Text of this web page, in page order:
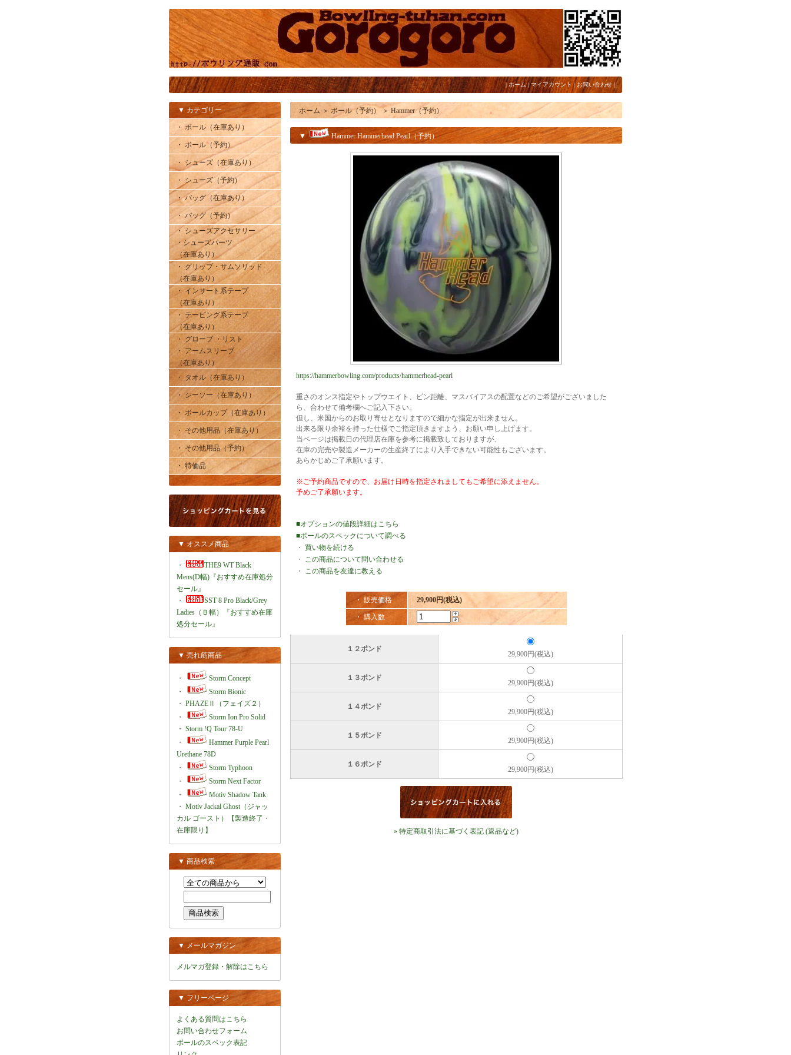
|ホーム|マイアカウント | お問い合わせ |
▼ カテゴリー
・ ボール（在庫あり）
・ ボール（予約）
・ シューズ（在庫あり）
・ シューズ（予約）
・ バッグ（在庫あり）
・ バッグ（予約）
・ シューズアクセサリー
・シューズパーツ
（在庫あり）
・ グリップ・サムソリッド
（在庫あり）
・ インサート系テープ
（在庫あり）
・ テーピング系テープ
（在庫あり）
・ グローブ ・リスト
・ アームスリーブ
（在庫あり）
・ タオル（在庫あり）
・ シーソー（在庫あり）
・ ボールカップ（在庫あり）
・ その他用品（在庫あり）
・ その他用品（予約）
・ 特価品
▼ オススメ商品
・
THE9 WT Black
Mens(D幅)『おすすめ在庫処分
セール』
・
SST 8 Pro Black/Grey
Ladies（Ｂ幅）『おすすめ在庫
処分セール』
▼ 売れ筋商品
・
Storm Concept
・
Storm Bionic
・ PHAZEⅡ（フェイズ２）
・
Storm Ion Pro Solid
・ Storm !Q Tour 78-U
・
Hammer Purple Pearl
Urethane 78D
・
Storm Typhoon
・
Storm Next Factor
・
Motiv Shadow Tank
・ Motiv Jackal Ghost（ジャッ
カル ゴースト）【製造終了・
在庫限り】
▼ 商品検索
▼ メールマガジン
メルマガ登録・解除はこちら
▼ フリーページ
よくある質問はこちら
お問い合わせフォーム
ボールのスペック表記
ホーム ＞ ボール（予約） ＞ Hammer（予約）
▼ Hammer Hammerhead Pearl（予約）
https://hammerbowling.com/products/hammerhead-pearl
重さのオンス指定やトップウエイト、ピン距離、マスバイアスの配置などのご希望がございました
ら、合わせて備考欄へご記入下さい。
但し、米国からのお取り寄せとなりますので細かな指定が出来ません。
出来る限り余裕を持った仕様でご指定頂きますよう、お願い申し上げます。
当ページは掲載日の代理店在庫を参考に掲載致しておりますが、
在庫の完売や製造メーカーの生産終了により入手できない可能性もございます。
あらかじめご了承願います。
※ご予約商品ですので、お届け日時を指定されましてもご希望に添えません。
予めご了承願います。
■オプションの値段詳細はこちら
■ボールのスペックについて調べる
・ 買い物を続ける
・ この商品について問い合わせる
・ この商品を友達に教える
・ 販売価格 29,900円(税込)
・ 購入数
１２ポンド
29,900円(税込)
１３ポンド
29,900円(税込)
１４ポンド
29,900円(税込)
１５ポンド
29,900円(税込)
１６ポンド
29,900円(税込)
» 特定商取引法に基づく表記 (返品など)